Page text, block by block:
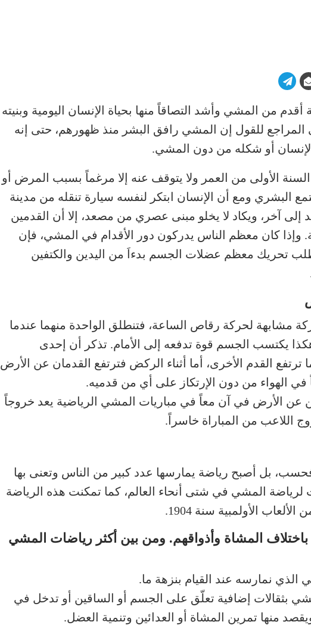
من المشي وأشد التصاقاً منها بحياة الإنسان اليومية وبنيته
المراجع للقول إن المشي رافق البشر منذ ظهورهم، حتى إنه
أو شكله من دون المشي.
السنة الأولى من العمر ولا يتوقف عنه إلا مرغماً بسبب المرض أو
البشري ومع أن الإنسان ابتكر لنفسه سيارة تنقله من مدينة
إلى آخر، ويكاد لا يخلو مبنى عصري من مصعد، إلا أن القدمين
وإذا كان معظم الناس يدركون دور الأقدام في المشي، فإن
تحريك معظم عضلات الجسم بدءاَ من اليدين والكتفين
مشابهة لحركة رقاص الساعة، فتنطلق الواحدة منهما عندما
يكتسب الجسم قوة تدفعه إلى الأمام. تذكر أن إحدى
ترتفع القدم الأخرى، أما أثناء الركض فترتفع القدمان عن الأرض
في الهواء من دون الإرتكاز على أي من قدميه.
عن الأرض في آن معاً في مباريات المشي الرياضية يعد خروجاً
اللاعب من المباراة خاسراً.
بل أصبح رياضة يمارسها عدد كبير من الناس وتعنى بها
المشي في شتى أنحاء العالم، كما تمكنت هذه الرياضة
الأولمبية سنة 1904.
المشاة وأذواقهم. ومن بين أكثر رياضات المشي
نمارسه عند القيام بنزهة ما.
بثقالات إضافية تعلّق على الجسم أو الساقين أو تدخل في
منها تمرين المشاة أو العدائين وتنمية العضل.